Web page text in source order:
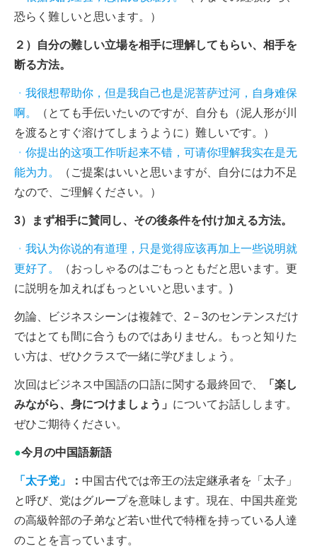
恐らく難しいと思います。）
２）自分の難しい立場を相手に理解してもらい、相手を
断る方法。
・ 我很想帮助你，但是我自己也是泥菩萨过河，自身难保
啊。
（とても手伝いたいのですが、自分も（泥人形が川
を渡るとすぐ溶けてしまうように）難しいです。）
・ 你提出的这项工作听起来不错，可请你理解我实在是无
能为力。
（ご提案はいいと思いますが、自分には力不足
なので、ご理解ください。）
3）まず相手に賛同し、その後条件を付け加える方法。
・ 我认为你说的有道理，只是觉得应该再加上一些说明就
更好了。
（おっしゃるのはごもっともだと思います。更
に説明を加えればもっといいと思います。)
勿論、ビジネスシーンは複雑で、2－3のセンテンスだけ
ではとても間に合うものではありません。もっと知りた
い方は、ぜひクラスで一緒に学びましょう。
次回はビジネス中国語の口語に関する最終回で、
「楽し
みながら、身につけましょう」 についてお話しします。
ぜひご期待ください。
●今月の中国語新語
「太子党」 ： 中国古代では帝王の法定継承者を「太子」
と呼び、党はグループを意味します。現在、中国共産党
の高級幹部の子弟など若い世代で特権を持っている人達
のことを言っています。